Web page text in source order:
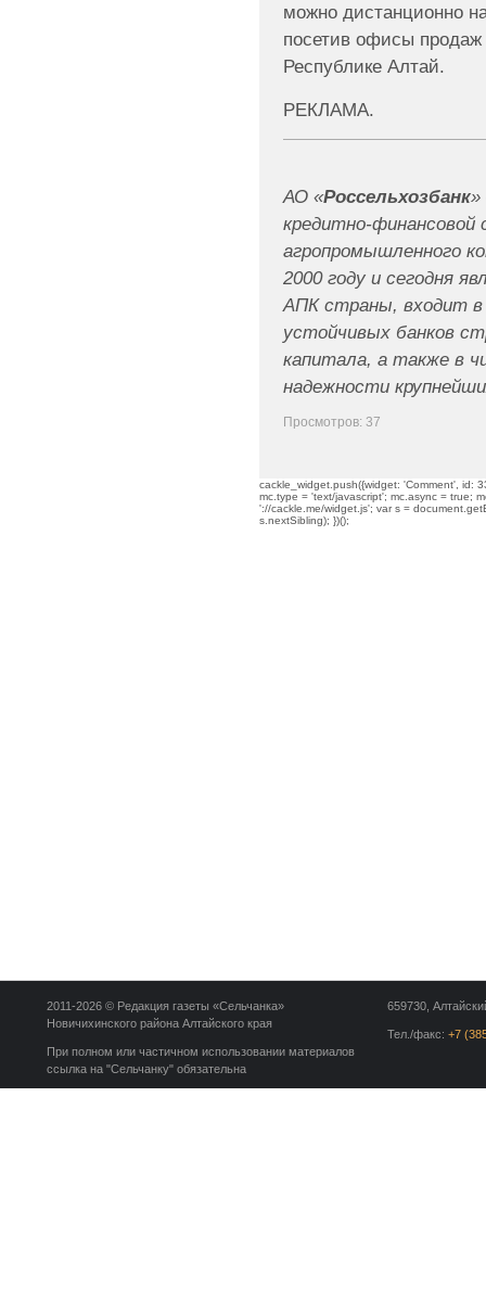
можно дистанционно
посетив офисы
Республике Алтай.
РЕКЛАМА.
АО «Россельхозбанк»
кредитно-
агропромышленного
2000 году и сегодня
АПК страны, входит в
устойчивых банков
капитала, а также в
надежности
Просмотров: 37
cackle_widget.push({widget: 'Comment', id:
mc.type = 'text/javascript'; mc.async = true;
'://cackle.me/widget.js'; var s =
s.nextSibling); })();
659730,
Тел./факс: +7
2011-2026 © Редакция газеты «Сельчанка»
Новичихинского района Алтайского края
При полном или частичном использовании материалов
ссылка на "Сельчанку" обязательна